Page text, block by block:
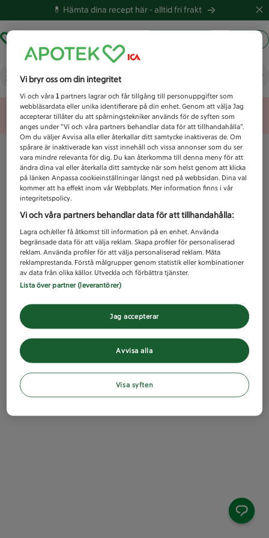
💊 Hämta dina recept här -alltid fri frakt
Vad letar du efter idag?
Unknown error
Vi bryr oss om din integritet
Vi och våra1 partners lagrar och får tillgång till personuppgifter som
webbläsardata eller unika identifierare på din enhet. Genom att välja Jag
accepterar tillåter du att spårningstekniker används för de syften som
anges under ”Vi och våra partners behandlar data för att tillhandahålla”.
Om du väljer Avvisa alla eller återkallar ditt samtycke inaktiveras de. Om
spårare är inaktiverade kan visst innehåll och vissa annonser som du ser
vara mindre relevanta för dig. Du kan återkomma till denna meny för att
ändra dina val eller återkalla ditt samtycke när som helst genom att klicka
på länken Anpassa cookieinställningar längst ned på webbsidan. Dina val
kommer att ha effekt inom vår Webbplats. Mer information finns i vår
integritetspolicy.
Vi och våra partners behandlar data för att tillhandahålla:
Lagra och/eller få åtkomst till information på en enhet. Använda
begränsade data för att välja reklam. Skapa profiler för personaliserad
reklam. Använda profiler för att välja personaliserad reklam. Mäta
reklamprestanda. Förstå målgrupper genom statistik eller kombinationer
av data från olika källor. Utveckla och förbättra tjänster.
Lista över partner (leverantörer)
Avvisa alla
Jag accepterar
Visa syften